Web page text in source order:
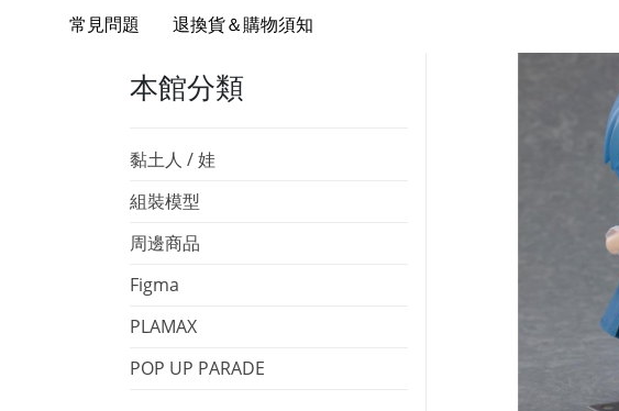
常見問題 退換貨＆購物須知
本館分類
黏土人 / 娃
組裝模型
周邊商品
Figma
PLAMAX
POP UP PARADE